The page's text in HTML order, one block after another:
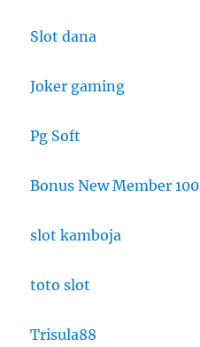
Slot dana
Joker gaming
Pg Soft
Bonus New Member 100
slot kamboja
toto slot
Trisula88